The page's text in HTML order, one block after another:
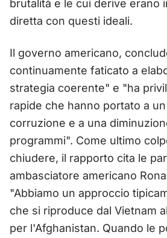
brutalità e le cui derive erano
diretta con questi ideali.
Il governo americano,
continuamente faticato a
strategia coerente" e "ha
rapide che hanno portato a
corruzione e a una
programmi". Come ultimo
chiudere, il rapporto cita le
ambasciatore americano
"Abbiamo un approccio
che si riproduce dal Vietnam
per l'Afghanistan. Quando le